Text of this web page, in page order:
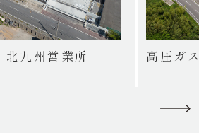
九州営業所 高圧ガ